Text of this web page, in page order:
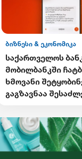
ბიზნესი & ეკონომიკა
საქართველოს
მობილბანკში
ხმოვანი
გაგზავნაა